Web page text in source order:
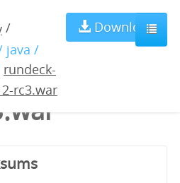
/
java /
rundeck-
rc3.war
Download
5.0.0-